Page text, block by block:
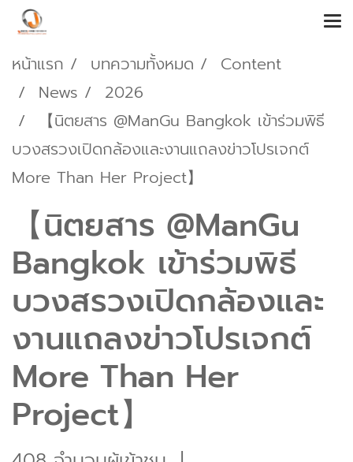
หน้าแรก บทความทั้งหมด
Content
News
2026
【นิตยสาร @ManGu Bangkok เข้าร่วมพิธี
บวงสรวงเปิดกล้องและงานแถลงข่าวโปรเจกต์
More Than Her Project】
【นิตยสาร @ManGu
Bangkok เข้าร่วมพิธี
บวงสรวงเปิดกล้องและ
งานแถลงข่าวโปรเจกต์
More Than Her
Project】